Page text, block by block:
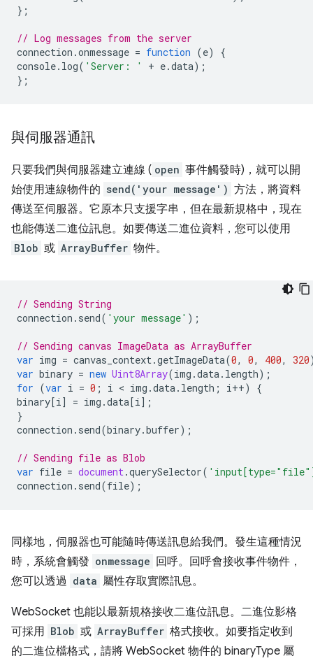
};
// Log messages from the server
connection .onmessage = function (e)
{
console. log( 'Server: ' + e.data);
};
與伺服器通訊
只要我們與伺服器建立連線 ( open 事件觸發時)，就可以開
始使用連線物件的 send('your message') 方法，將資料
傳送至伺服器。它原本只支援字串，但在最新規格中，現在
也能傳送二進位訊息。如要傳送二進位資料，您可以使用
Blob 或 ArrayBuffer 物件。
// Sending String
connection . send( 'your message' );
// Sending canvas ImageData as ArrayBuffer
var img = canvas_context.getImageData(0, 0, 400, 320
var binary = new Uint8Array(img .data. length);
for (var i = 0 ; i < img .data. length ; i++)
{
binary[i] = img .data[i];
}
connection . send(binary.buffer);
// Sending file as Blob
var file = document.querySelector(
connection . send(file);
同樣地，伺服器也可能隨時傳送訊息給我們。發生這種情況
時，系統會觸發 onmessage 回呼。回呼會接收事件物件，
您可以透過 data 屬性存取實際訊息。
WebSocket 也能以最新規格接收二進位訊息。二進位影格
可採用 Blob 或 ArrayBuffer 格式接收。如要指定收到
的二進位檔格式，請將 WebSocket 物件的 binaryType 屬